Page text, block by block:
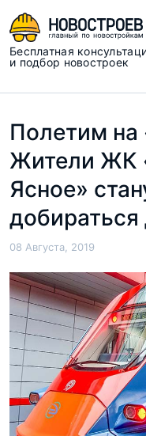
Бесплатная
и подбор новостроек
Полетим на
Жители ЖК
Ясное»
08 Августа, 2019